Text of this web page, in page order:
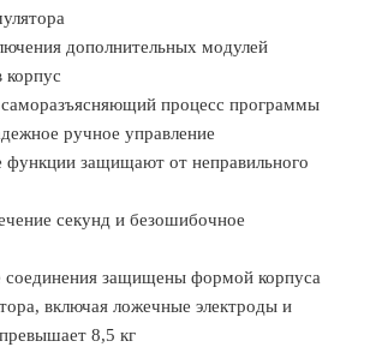
дополнительных модулей
корпус
процесс программы
ручное управление
функции защищают от неправильного
секунд и безошибочное
соединения защищены формой корпуса
включая ложечные электроды и
8,5 кг